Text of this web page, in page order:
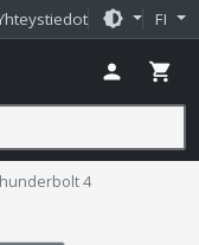
brightness_medium FI
person shopping_cart
4